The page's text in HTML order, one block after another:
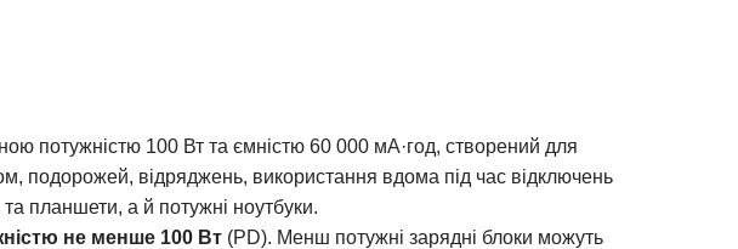
потужністю 100 Вт та ємністю 60 000 мА·год, створений для
подорожей, відряджень, використання вдома під час відключень
планшети, а й потужні ноутбуки.
не менше 100 Вт (PD). Менш потужні зарядні блоки можуть